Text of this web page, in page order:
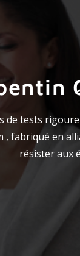
de tests
fabriqué en
résister aux